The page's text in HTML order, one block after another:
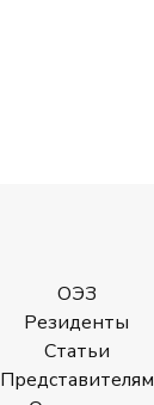
ОЭЗ
Резиденты
Статьи
Представителям